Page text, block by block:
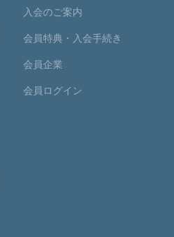
入会のご案内
会員特典・入会手続き
会員企業
会員ログイン